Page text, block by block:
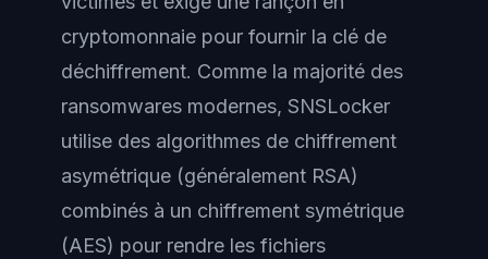
cryptomonnaie pour fournir la clé de
déchiffrement. Comme la majorité des
ransomwares modernes, SNSLocker
utilise des algorithmes de chiffrement
asymétrique (généralement RSA)
combinés à un chiffrement symétrique
(AES) pour rendre les fichiers